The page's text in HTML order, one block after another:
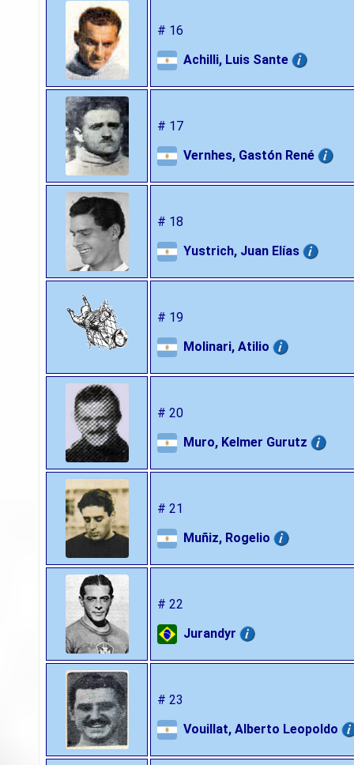
# 16
Achilli, Luis Sante
# 17
Vernhes, Gastón René
# 18
Yustrich, Juan Elías
# 19
Molinari, Atilio
# 20
Muro, Kelmer Gurutz
# 21
Muñiz, Rogelio
# 22
Jurandyr
# 23
Vouillat, Alberto Leopoldo